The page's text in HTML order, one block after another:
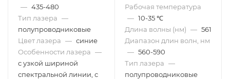
— 435-480
Тип лазера —
полупроводниковые
Цвет лазера — синие
Особенности лазера —
с узкой шириной
спектральной линии, с
Рабочая температура
— 10-35 ℃
Длина волны (нм) — 561
Диапазон длин волн, нм
— 560-590
Тип лазера —
полупроводниковые